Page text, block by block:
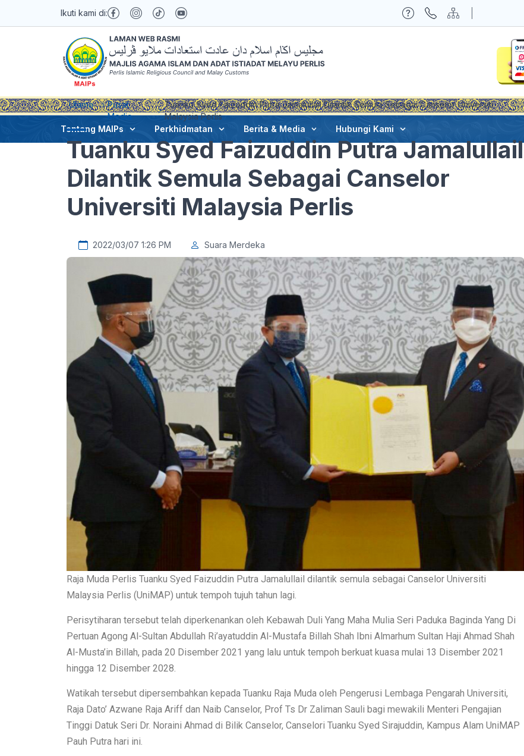
Ikuti kami di:
Tentang MAIPs Perkhidmatan Berita & Media Hubungi Kami
Utama
Pusat
Media
Tuanku Syed Faizuddin Putra Jamalullail Dilantik Semula Sebagai Canselor Universiti
Malaysia Perlis
Tuanku Syed Faizuddin Putra Jamalullail
Dilantik Semula Sebagai Canselor
Universiti Malaysia Perlis
2022/03/07 1:26 PM Suara Merdeka
Raja Muda Perlis Tuanku Syed Faizuddin Putra Jamalullail dilantik semula sebagai Canselor Universiti
Malaysia Perlis (UniMAP) untuk tempoh tujuh tahun lagi.
Perisytiharan tersebut telah diperkenankan oleh Kebawah Duli Yang Maha Mulia Seri Paduka Baginda Yang Di
Pertuan Agong Al-Sultan Abdullah Ri’ayatuddin Al-Mustafa Billah Shah Ibni Almarhum Sultan Haji Ahmad Shah
Al-Musta’in Billah, pada 20 Disember 2021 yang lalu untuk tempoh berkuat kuasa mulai 13 Disember 2021
hingga 12 Disember 2028.
Watikah tersebut dipersembahkan kepada Tuanku Raja Muda oleh Pengerusi Lembaga Pengarah Universiti,
Raja Dato’ Azwane Raja Ariff dan Naib Canselor, Prof Ts Dr Zaliman Sauli bagi mewakili Menteri Pengajian
Tinggi Datuk Seri Dr. Noraini Ahmad di Bilik Canselor, Canselori Tuanku Syed Sirajuddin, Kampus Alam UniMAP
Pauh Putra hari ini.